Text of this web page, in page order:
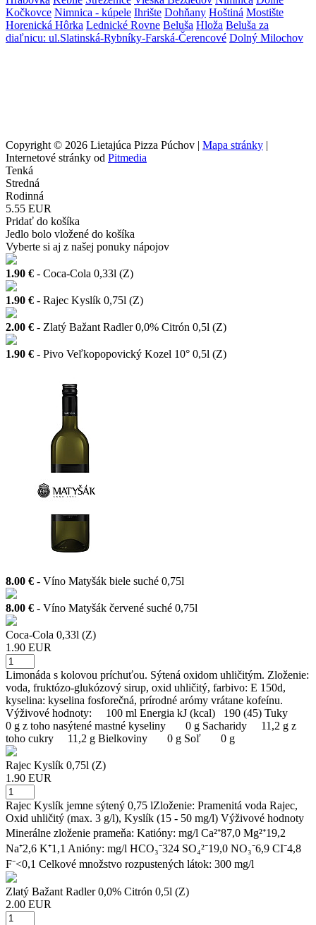
Kočkovce Nimnica - kúpele Ihrište Dohňany Hoštiná Mostište
Horenická Hôrka Lednické Rovne Beluša Hloža Beluša za
diaľnicu: ul.Slatinská-Rybníky-Farská-Čerencové Dolný Milochov
Copyright © 2026 Lietajúca Pizza Púchov | Mapa stránky |
Internetové stránky od Pitmedia
Tenká
Stredná
Rodinná
5.55 EUR
Pridať do košíka
Jedlo bolo vložené do košíka
Vyberte si aj z našej ponuky nápojov
1.90 € - Coca-Cola 0,33l (Z)
1.90 € - Rajec Kyslík 0,75l (Z)
2.00 € - Zlatý Bažant Radler 0,0% Citrón 0,5l (Z)
1.90 € - Pivo Veľkopopovický Kozel 10° 0,5l (Z)
8.00 € - Víno Matyšák biele suché 0,75l
8.00 € - Víno Matyšák červené suché 0,75l
Coca-Cola 0,33l (Z)
1.90 EUR
Limonáda s kolovou príchuťou. Sýtená oxidom uhličitým. Zloženie:
voda, fruktózo-glukózový sirup, oxid uhličitý, farbivo: E 150d,
kyselina: kyselina fosforečná, prírodné arómy vrátane kofeínu.
Výživové hodnoty: 100 ml Energia kJ (kcal) 190 (45) Tuky
0 g z toho nasýtené mastné kyseliny 0 g Sacharidy 11,2 g z
toho cukry 11,2 g Bielkoviny 0 g Soľ 0 g
Rajec Kyslík 0,75l (Z)
1.90 EUR
Rajec Kyslík jemne sýtený 0,75 lZloženie: Pramenitá voda Rajec,
Oxid uhličitý (max. 3 g/l), Kyslík (15 - 50 mg/l) Výživové hodnoty
Minerálne zloženie prameňa: Katióny: mg/l Ca²⁺87,0 Mg²⁺19,2
Na⁺2,6 K⁺1,1 Anióny: mg/l HCO₃⁻324 SO₄²⁻19,0 NO₃⁻6,9 CI⁻4,8
F⁻<0,1 Celkové množstvo rozpustených látok: 300 mg/l
Zlatý Bažant Radler 0,0% Citrón 0,5l (Z)
2.00 EUR